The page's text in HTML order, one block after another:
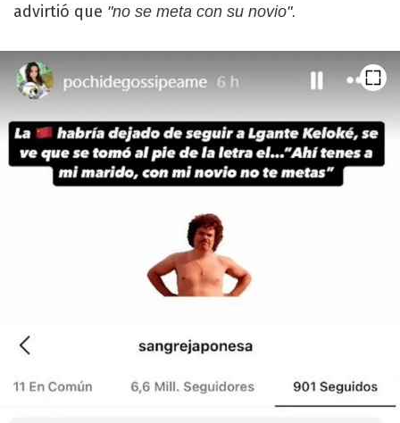
advirtió que "no se meta con su novio".